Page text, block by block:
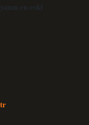
en eski